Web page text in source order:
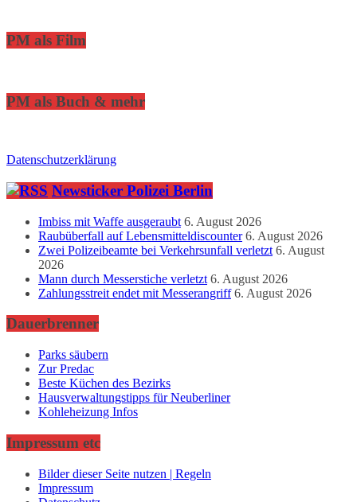
PM als Film
PM als Buch & mehr
Datenschutzerklärung
Newsticker Polizei Berlin
Imbiss mit Waffe ausgeraubt 6. August 2026
Raubüberfall auf Lebensmitteldiscounter 6. August 2026
Zwei Polizeibeamte bei Verkehrsunfall verletzt 6. August
2026
Mann durch Messerstiche verletzt 6. August 2026
Zahlungsstreit endet mit Messerangriff 6. August 2026
Dauerbrenner
Parks säubern
Zur Predac
Beste Küchen des Bezirks
Hausverwaltungstipps für Neuberliner
Kohleheizung Infos
Impressum etc
Bilder dieser Seite nutzen | Regeln
Impressum